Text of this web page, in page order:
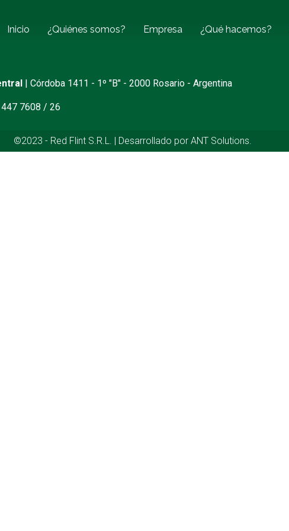
Inicio ¿Quiénes somos? Empresa ¿Qué hacemos?
| Córdoba 1411 - 1º "B" - 2000 Rosario - Argentina
7608 / 26
©2023 - Red Flint S.R.L. | Desarrollado por ANT Solutions.